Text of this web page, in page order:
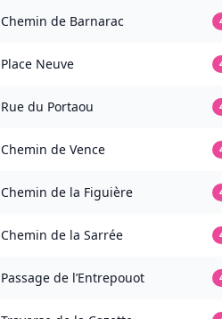
Chemin de Barnarac
Place Neuve
Rue du Portaou
Chemin de Vence
Chemin de la Figuière
Chemin de la Sarrée
Passage de l’Entrepouot